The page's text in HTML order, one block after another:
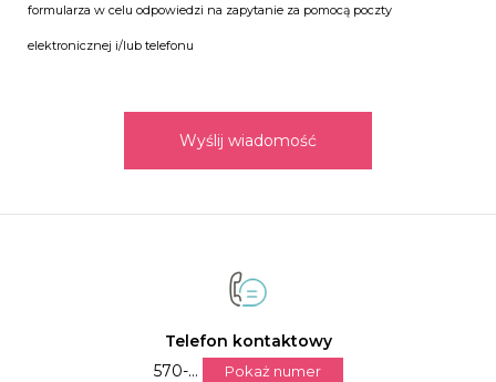
formularza w celu odpowiedzi na zapytanie za pomocą poczty
elektronicznej i/lub telefonu
Wyślij wiadomość
Telefon kontaktowy
570-...
Pokaż numer